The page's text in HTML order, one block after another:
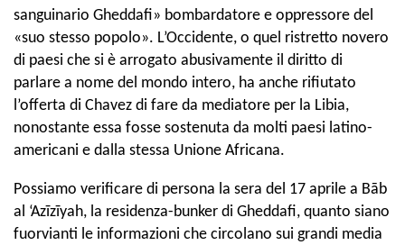
sanguinario Gheddafi» bombardatore e oppressore del
«suo stesso popolo». L’Occidente, o quel ristretto novero
di paesi che si è arrogato abusivamente il diritto di
parlare a nome del mondo intero, ha anche rifiutato
l’offerta di Chavez di fare da mediatore per la Libia,
nonostante essa fosse sostenuta da molti paesi latino-
americani e dalla stessa Unione Africana.
Possiamo verificare di persona la sera del 17 aprile a Bāb
al ‘Azīzīyah, la residenza-bunker di Gheddafi, quanto siano
fuorvianti le informazioni che circolano sui grandi media